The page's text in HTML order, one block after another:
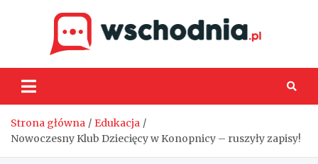
Strona główna
Edukacja
Nowoczesny Klub Dziecięcy w Konopnicy – ruszyły zapisy!